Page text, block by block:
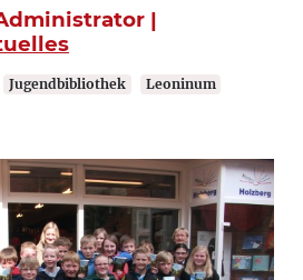
|
Jugendbibliothek
Leoninum